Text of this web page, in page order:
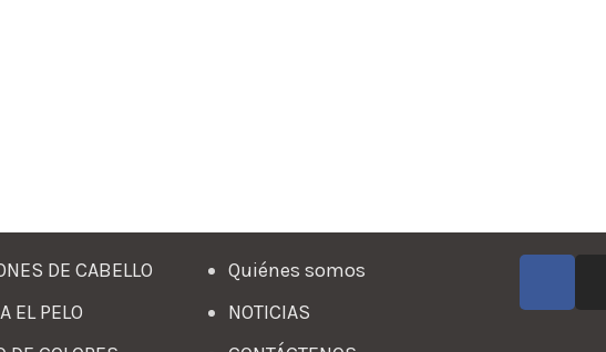
DE CABELLO
EL PELO
Quiénes somos
NOTICIAS